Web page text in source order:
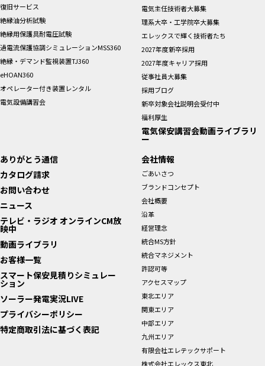
復旧サービス
絶縁油分析試験
絶縁用保護具耐電圧試験
過電流保護協調シミュレーションMSS360
絶縁・デマンド監視装置TJ360
eHOAN360
オペレーター付き装置レンタル
電気設備講習会
電気主任技術者大募集
理系大卒・工学院卒大募集
エレックスで輝く技術者たち
2027年度新卒採用
2027年度キャリア採用
従事社員大募集
採用ブログ
新卒対象会社説明会受付中
福利厚生
電気保安講習会動画ライブラリ
ー
ありがとう通信
カタログ請求
お問い合わせ
ニュース
テレビ・ラジオ オンラインCM放
映中
動画ライブラリ
お客様一覧
スマート保安見積りシミュレー
ション
ソーラー発電実況LIVE
プライバシーポリシー
特定商取引法に基づく表記
会社情報
ごあいさつ
ブランドコンセプト
会社概要
沿革
経営理念
統合MS方針
統合マネジメント
許認可等
アクセスマップ
東北エリア
関東エリア
中部エリア
九州エリア
有限会社エレテックサポート
株式会社エレックス東北